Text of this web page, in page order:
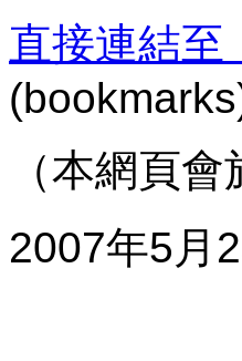
直接連結至
（本網頁
2007年5月